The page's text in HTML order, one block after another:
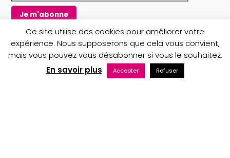
k
a
m
Copyright © 2023 Au nom du Père boutique
Maintenance web par Bluekat Digital
Ce site utilise des cookies pour améliorer votre
expérience. Nous supposerons que cela vous convient,
mais vous pouvez vous désabonner si vous le souhaitez.
En savoir plus
Accepter Refuser